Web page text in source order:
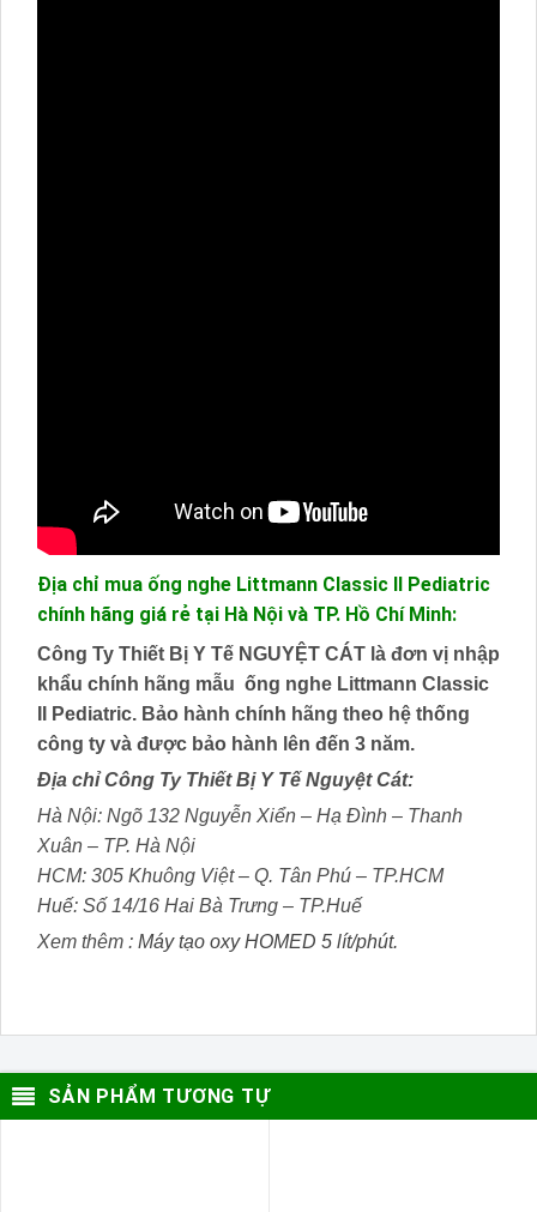
Địa chỉ mua ống nghe Littmann Classic II Pediatric
chính hãng giá rẻ tại Hà Nội và TP. Hồ Chí Minh:
Công Ty Thiết Bị Y Tế NGUYỆT CÁT là đơn vị nhập
khẩu chính hãng mẫu ống nghe Littmann Classic
II Pediatric. Bảo hành chính hãng theo hệ thống
công ty và được bảo hành lên đến 3 năm.
Địa chỉ Công Ty Thiết Bị Y Tế Nguyệt Cát:
Hà Nội: Ngõ 132 Nguyễn Xiển – Hạ Đình – Thanh
Xuân – TP. Hà Nội
HCM: 305 Khuông Việt – Q. Tân Phú – TP.HCM
Huế: Số 14/16 Hai Bà Trưng – TP.Huế
Xem thêm : Máy tạo oxy HOMED 5 lít/phút.
SẢN PHẨM TƯƠNG TỰ